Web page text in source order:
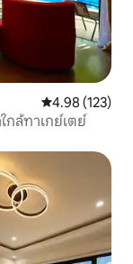
คะแนนเฉลี่ย
4.98 (123)
กล้ทาเกย์เตย์